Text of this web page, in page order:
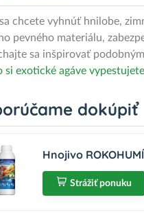
chcete vyhnúť hnilobe,
pevného materiálu,
sa inšpirovať
si exotické agáve
dokúpiť
Hnojivo
Strážiť ponuku